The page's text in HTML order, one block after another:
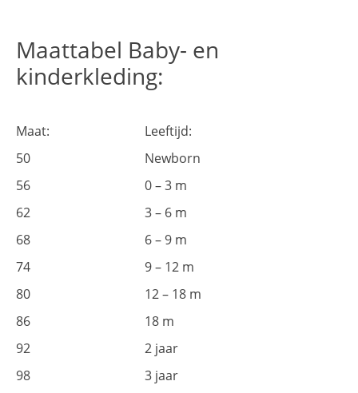
Maattabel Baby- en
kinderkleding:
Maat:
Leeftijd:
50
Newborn
56
0 – 3 m
62
3 – 6 m
68
6 – 9 m
74
9 – 12 m
80
12 – 18 m
86
18 m
92
2 jaar
98
3 jaar